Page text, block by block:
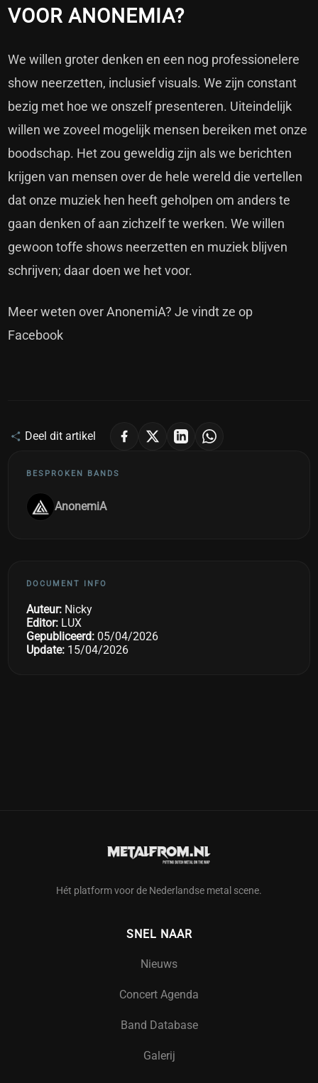
VOOR ANONEMIA?
We willen groter denken en een nog professionelere
show neerzetten, inclusief visuals. We zijn constant
bezig met hoe we onszelf presenteren. Uiteindelijk
willen we zoveel mogelijk mensen bereiken met onze
boodschap. Het zou geweldig zijn als we berichten
krijgen van mensen over de hele wereld die vertellen
dat onze muziek hen heeft geholpen om anders te
gaan denken of aan zichzelf te werken. We willen
gewoon toffe shows neerzetten en muziek blijven
schrijven; daar doen we het voor.
Meer weten over AnonemiA?Je vindt ze op
Facebook
Deel dit artikel
BESPROKEN BANDS
AnonemiA
DOCUMENT INFO
Auteur: Nicky
Editor: LUX
Gepubliceerd: 05/04/2026
Update: 15/04/2026
Hét platform voor de Nederlandse metal scene.
SNEL NAAR
Nieuws
Concert Agenda
Band Database
Galerij